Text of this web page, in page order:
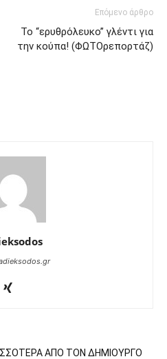
Επόμενο άρθρο
Το “ερυθρόλευκο” γλέντι για
την κούπα! (ΦΩΤΟρεπορτάζ)
ΑΠΟ ΤΟΝ ΔΗΜΙΟΥΡΓΟ